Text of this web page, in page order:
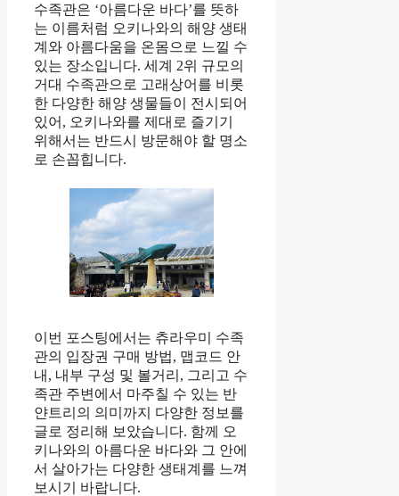
수족관은 ‘아름다운 바다’를 뜻하
는 이름처럼 오키나와의 해양 생태
계와 아름다움을 온몸으로 느낄 수
있는 장소입니다. 세계 2위 규모의
거대 수족관으로 고래상어를 비롯
한 다양한 해양 생물들이 전시되어
있어, 오키나와를 제대로 즐기기
위해서는 반드시 방문해야 할 명소
로 손꼽힙니다.
이번 포스팅에서는 츄라우미 수족
관의 입장권 구매 방법, 맵코드 안
내, 내부 구성 및 볼거리, 그리고 수
족관 주변에서 마주칠 수 있는 반
얀트리의 의미까지 다양한 정보를
글로 정리해 보았습니다. 함께 오
키나와의 아름다운 바다와 그 안에
서 살아가는 다양한 생태계를 느껴
보시기 바랍니다.